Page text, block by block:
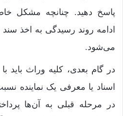
پاسخ دهید. چنانچه مشکل
ادامه روند رسیدگی به اخذ سند
می‌شود.
در گام بعدی، کلیه وراث باید
اسناد یا معرفی یک نماینده
در مرحله قبلی به آن‌ها